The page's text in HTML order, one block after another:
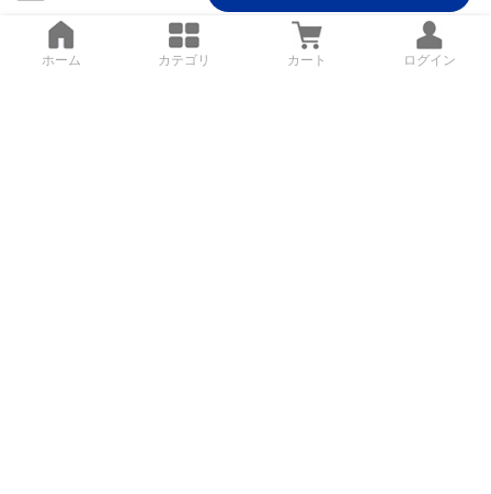
ホーム カテゴリ カート ログイン